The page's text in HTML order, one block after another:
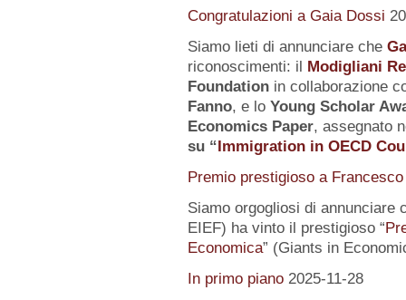
Congratulazioni a Gaia Dossi
Siamo lieti di annunciare che
riconoscimenti: il Modigliani
Foundationin collaborazione
Fanno, e lo Young Scholar
Economics Paper, assegnato
su“Immigration in OECD
Premio prestigioso a
Siamo orgogliosi di annunciare
EIEF) ha vinto il prestigioso “
Economica” (Giants in
In primo piano 2025-11-28